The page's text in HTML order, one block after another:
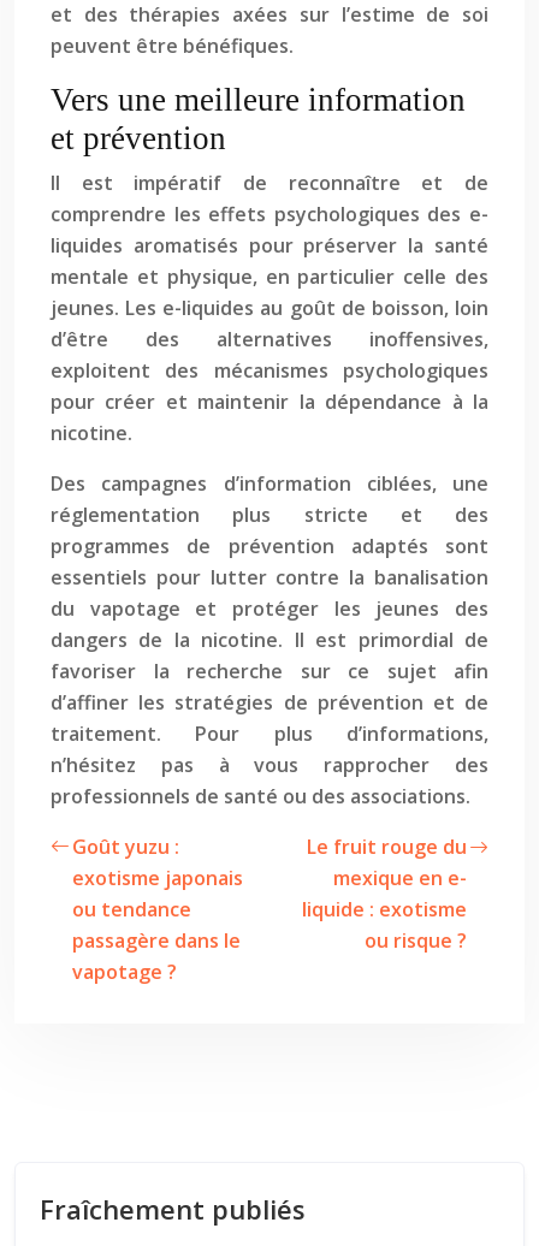
et des thérapies axées sur l’estime de soi
peuvent être bénéfiques.
Vers une meilleure information
et prévention
Il est impératif de reconnaître et de
comprendre les effets psychologiques des e-
liquides aromatisés pour préserver la santé
mentale et physique, en particulier celle des
jeunes. Les e-liquides au goût de boisson, loin
d’être des alternatives inoffensives,
exploitent des mécanismes psychologiques
pour créer et maintenir la dépendance à la
nicotine.
Des campagnes d’information ciblées, une
réglementation plus stricte et des
programmes de prévention adaptés sont
essentiels pour lutter contre la banalisation
du vapotage et protéger les jeunes des
dangers de la nicotine. Il est primordial de
favoriser la recherche sur ce sujet afin
d’affiner les stratégies de prévention et de
traitement. Pour plus d’informations,
n’hésitez pas à vous rapprocher des
professionnels de santé ou des associations.
Goût yuzu :
exotisme japonais
ou tendance
passagère dans le
vapotage ?
Le fruit rouge du
mexique en e-
liquide : exotisme
ou risque ?
Fraîchement publiés